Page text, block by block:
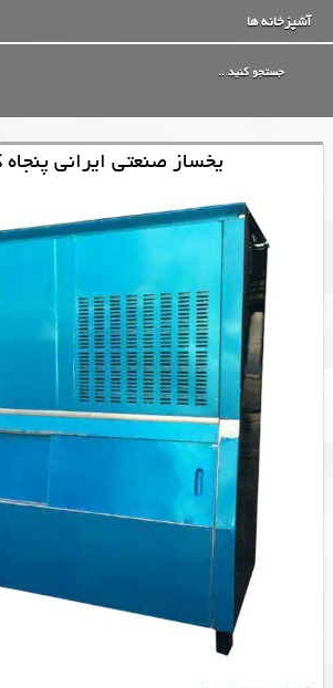
آشپزخانه ها
یخساز صنعتی ایرانی پنجاه